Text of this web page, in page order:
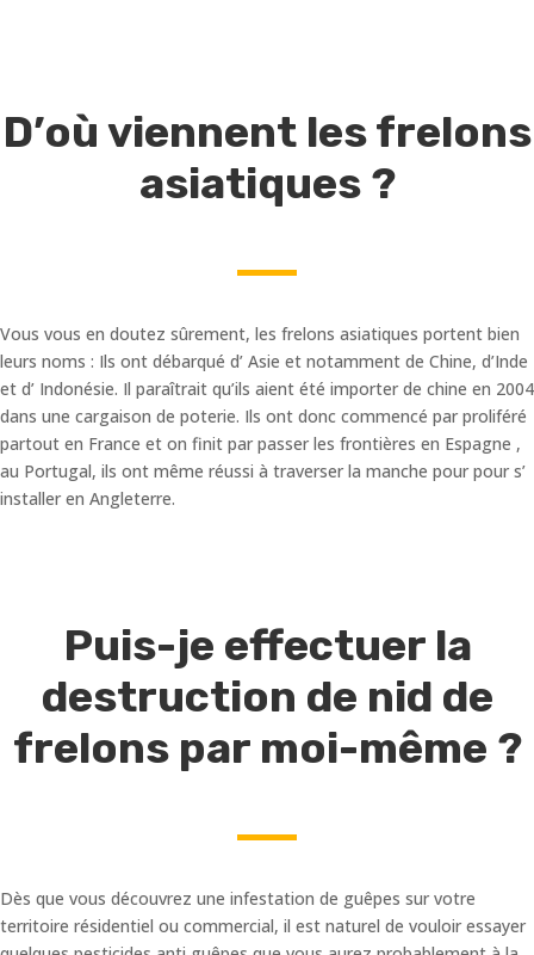
D’où viennent les frelons
asiatiques ?
Vous vous en doutez sûrement, les frelons asiatiques portent bien
leurs noms : Ils ont débarqué d’ Asie et notamment de Chine, d’Inde
et d’ Indonésie. Il paraîtrait qu’ils aient été importer de chine en 2004
dans une cargaison de poterie. Ils ont donc commencé par proliféré
partout en France et on finit par passer les frontières en Espagne ,
au Portugal, ils ont même réussi à traverser la manche pour pour s’
installer en Angleterre.
Puis-je effectuer la
destruction de nid de
frelons par moi-même ?
Dès que vous découvrez une infestation de guêpes sur votre
territoire résidentiel ou commercial, il est naturel de vouloir essayer